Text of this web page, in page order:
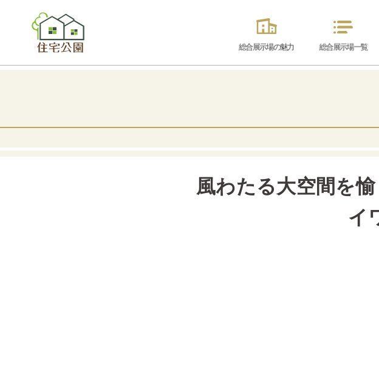
総合展示場の魅力 総合展示場一覧
風わたる大空間を
イ